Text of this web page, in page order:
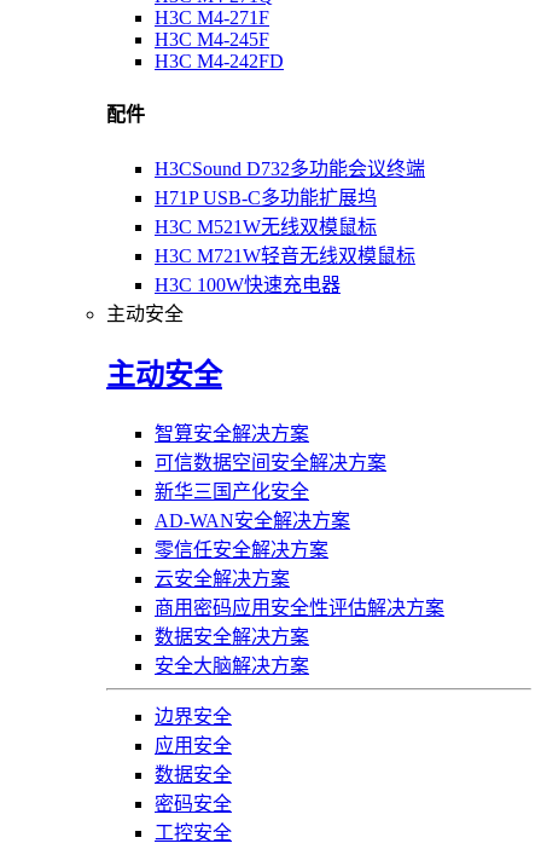
H3C M4-271F
H3C M4-245F
H3C M4-242FD
配件
H3CSound D732多功能会议终端
H71P USB-C多功能扩展坞
H3C M521W无线双模鼠标
H3C M721W轻音无线双模鼠标
H3C 100W快速充电器
主动安全
主动安全
智算安全解决方案
可信数据空间安全解决方案
新华三国产化安全
AD-WAN安全解决方案
零信任安全解决方案
云安全解决方案
商用密码应用安全性评估解决方案
数据安全解决方案
安全大脑解决方案
边界安全
应用安全
数据安全
密码安全
工控安全